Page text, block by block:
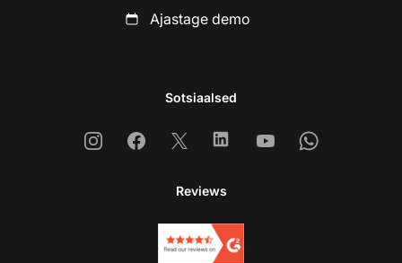
Ajastage demo
Sotsiaalsed
InstagramFacebook
X LinkedinYoutubeWhatsapp
Reviews